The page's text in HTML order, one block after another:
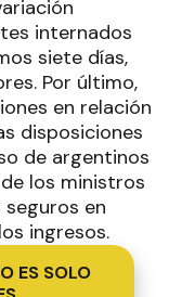
internados
siete días,
Por último,
en relación
disposiciones
de argentinos
los ministros
en
ingresos.
ES SOLO